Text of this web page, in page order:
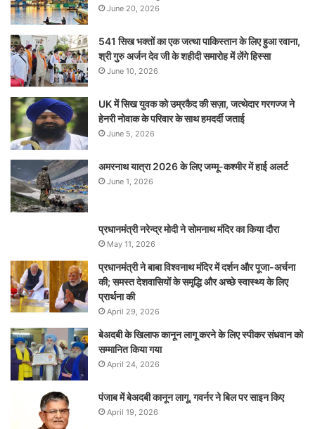
June 20, 2026
541 सिख भक्तों का एक जत्था पाकिस्तान के लिए हुआ रवाना,
श्री गुरु अर्जन देव जी के शहीदी समारोह में लेंगे हिस्सा
June 10, 2026
UK में सिख युवक को उम्रकैद की सज़ा, जत्थेदार गरगज्ज ने
हेनरी नोवाक के परिवार के साथ हमदर्दी जताई
June 5, 2026
अमरनाथ यात्रा 2026 के लिए जम्मू-कश्मीर में हाई अलर्ट
June 1, 2026
प्रधानमंत्री नरेन्‍द्र मोदी ने सोमनाथ मंदिर का किया दौरा
May 11, 2026
प्रधानमंत्री ने बाबा विश्वनाथ मंदिर में दर्शन और पूजा-अर्चना
की; समस्‍त देशवासियों के समृद्धि और अच्छे स्वास्थ्य के लिए
प्रार्थना की
April 29, 2026
बेअदबी के खिलाफ कानून लागू करने के लिए स्पीकर संधवान को
सम्मानित किया गया
April 24, 2026
पंजाब में बेअदबी कानून लागू, गवर्नर ने बिल पर साइन किए
April 19, 2026